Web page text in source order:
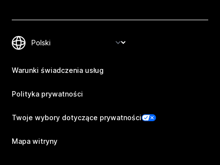
Warunki świadczenia usług
Polityka prywatności
Twoje wybory dotyczące prywatności
Mapa witryny